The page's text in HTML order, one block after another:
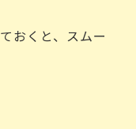
おくと、スムー